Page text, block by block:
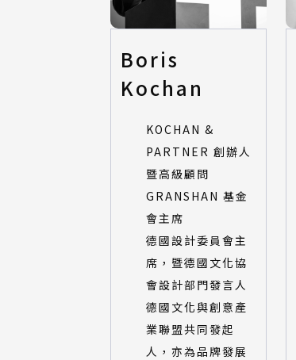
Boris
Kochan
KOCHAN &
PARTNER 創辦人
暨高級顧問
GRANSHAN 基金
會主席
德國設計委員會主
席，暨德國文化協
會設計部門發言人
德國文化與創意產
業聯盟共同發起
人，亦為品牌發展